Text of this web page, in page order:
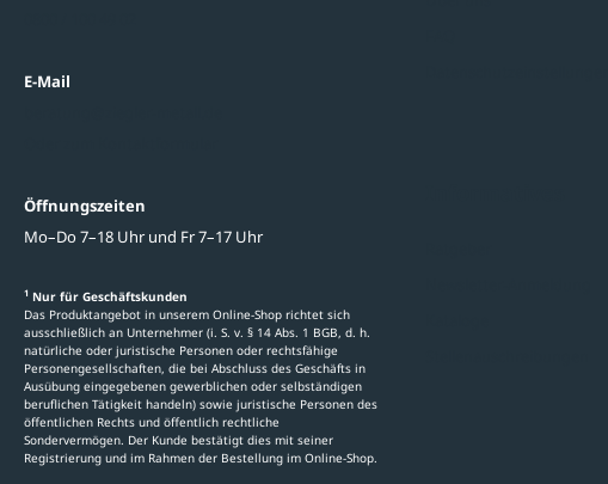
E-Mail
Öffnungszeiten
Mo–Do 7–18 Uhr und Fr 7–17 Uhr
1 Nur für Geschäftskunden
Das Produktangebot in unserem Online-Shop richtet sich
ausschließlich an Unternehmer (i. S. v. § 14 Abs. 1 BGB, d. h.
natürliche oder juristische Personen oder rechtsfähige
Personengesellschaften, die bei Abschluss des Geschäfts in
Ausübung eingegebenen gewerblichen oder selbständigen
beruflichen Tätigkeit handeln) sowie juristische Personen des
öffentlichen Rechts und öffentlich rechtliche
Sondervermögen. Der Kunde bestätigt dies mit seiner
Registrierung und im Rahmen der Bestellung im Online-Shop.